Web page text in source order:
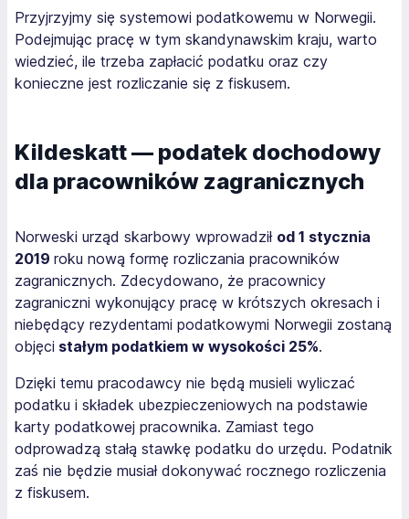
Przyjrzyjmy się systemowi podatkowemu w Norwegii.
Podejmując pracę w tym skandynawskim kraju, warto
wiedzieć, ile trzeba zapłacić podatku oraz czy
konieczne jest rozliczanie się z fiskusem.
Kildeskatt — podatek dochodowy
dla pracowników zagranicznych
Norweski urząd skarbowy wprowadził od 1 stycznia
2019 roku nową formę rozliczania pracowników
zagranicznych. Zdecydowano, że pracownicy
zagraniczni wykonujący pracę w krótszych okresach i
niebędący rezydentami podatkowymi Norwegii zostaną
objęci stałym podatkiem w wysokości 25%.
Dzięki temu pracodawcy nie będą musieli wyliczać
podatku i składek ubezpieczeniowych na podstawie
karty podatkowej pracownika. Zamiast tego
odprowadzą stałą stawkę podatku do urzędu. Podatnik
zaś nie będzie musiał dokonywać rocznego rozliczenia
z fiskusem.